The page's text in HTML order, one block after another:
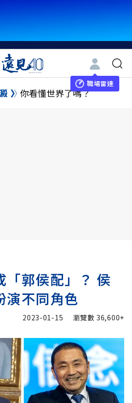
職場雷達
你看懂世界了嗎？
「郭侯配」？ 侯
演不同角色
2023-01-15 瀏覽數 36,600+